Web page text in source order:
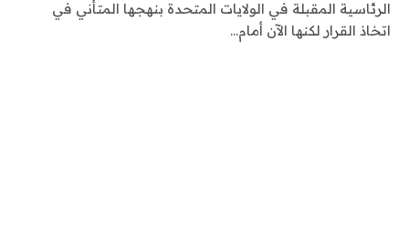
الرئاسية المقبلة في الولايات المتحدة بنهجها المتأني في
اتخاذ القرار لكنها الآن أمام…